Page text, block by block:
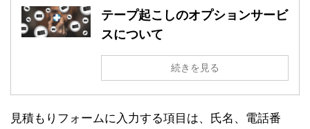
テープ起こしのオプションサービ
スについて
続きを見る
見積もりフォームに入力する項目は、氏名、電話番